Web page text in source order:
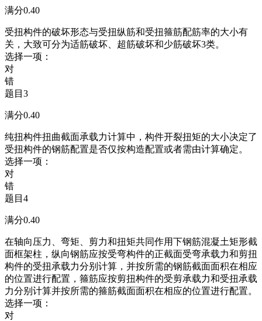
满分0.40
受扭构件的破坏形态与受扭纵筋和受扭箍筋配筋率的大小有
关，大致可分为适筋破坏、超筋破坏和少筋破坏3类。
选择一项：
对
错
题目3
满分0.40
纯扭构件扭曲截面承载力计算中，构件开裂扭矩的大小决定了
受扭构件的钢筋配置是否仅按构造配置或者需由计算确定。
选择一项：
对
错
题目4
满分0.40
在轴向压力、弯矩、剪力和扭矩共同作用下钢筋混凝土矩形截
面框架柱，纵向钢筋应按受弯构件的正截面受弯承载力和剪扭
构件的受扭承载力分别计算，并按所需的钢筋截面面积在相应
的位置进行配置，箍筋应按剪扭构件的受剪承载力和受扭承载
力分别计算并按所需的箍筋截面面积在相应的位置进行配置。
选择一项：
对